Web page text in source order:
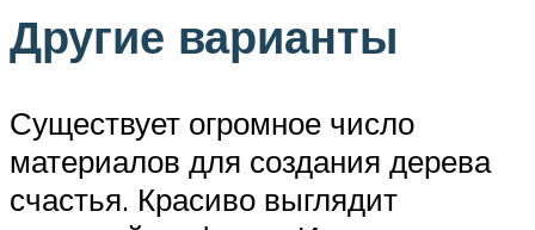
Другие варианты
Существует огромное число
материалов для создания дерева
счастья. Красиво выглядит